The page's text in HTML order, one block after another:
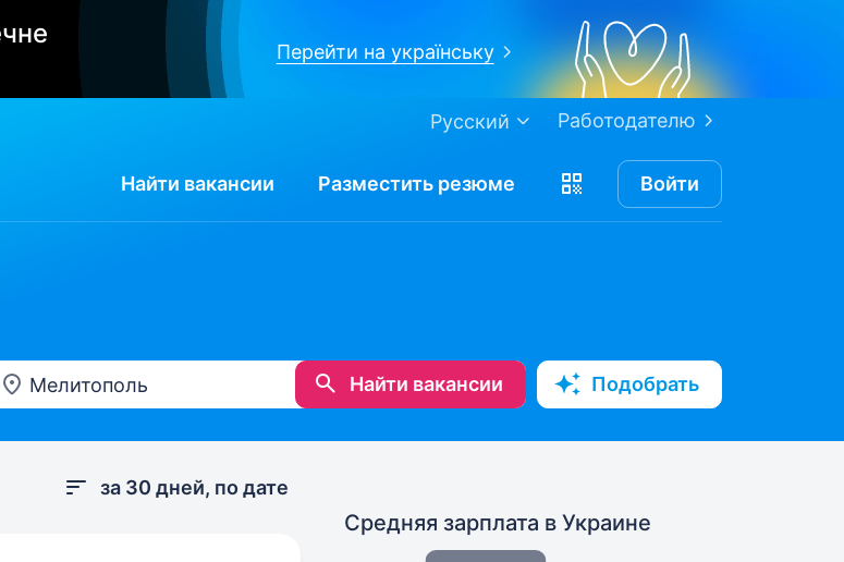
Перейти на українську
Работодателю
Русский
Найти вакансии Разместить резюме Войти
Найти вакансии Подобрать
за 30 дней, по дате
Средняя зарплата в Украине